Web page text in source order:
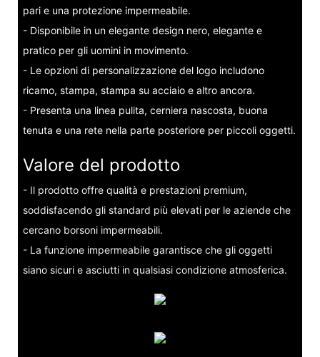
pari e una protezione impermeabile.
- Disponibile in un elegante design nero, elegante e
pratico per gli uomini in movimento.
- Le opzioni di personalizzazione del logo includono
ricamo, stampa, stampa su acciaio e altro ancora.
- Presenta una linea pulita, cerniera nascosta, buona
tenuta e una rete nella parte posteriore per piccoli oggetti.
Valore del prodotto
- Il prodotto offre qualità e prestazioni premium,
soddisfacendo gli standard più elevati per le aziende che
cercano borsoni impermeabili.
- La funzione impermeabile garantisce che gli oggetti
siano sicuri e asciutti in qualsiasi condizione atmosferica.